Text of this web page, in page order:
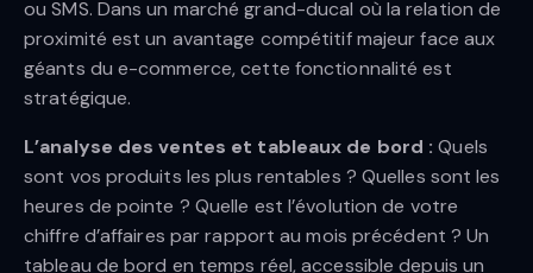
ou SMS. Dans un marché grand-ducal où la relation de
proximité est un avantage compétitif majeur face aux
géants du e-commerce, cette fonctionnalité est
stratégique.
L’analyse des ventes et tableaux de bord : Quels
sont vos produits les plus rentables ? Quelles sont les
heures de pointe ? Quelle est l’évolution de votre
chiffre d’affaires par rapport au mois précédent ? Un
tableau de bord en temps réel, accessible depuis un